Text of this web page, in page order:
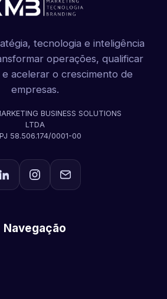
tecnologia e inteligência
operações, qualificar
acelerar o crescimento de
empresas.
BUSINESS SOLUTIONS
LTDA
58.506.174/0001-00
Navegação